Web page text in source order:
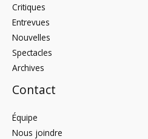
Critiques
Entrevues
Nouvelles
Spectacles
Archives
Contact
Équipe
Nous joindre